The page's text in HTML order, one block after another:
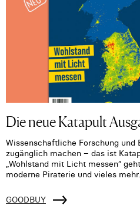
Die neue Katapult
Wissenschaftliche Forschung und
zugänglich machen – das ist
„Wohlstand mit Licht messen“
moderne Piraterie und vieles mehr.
GOODBUY